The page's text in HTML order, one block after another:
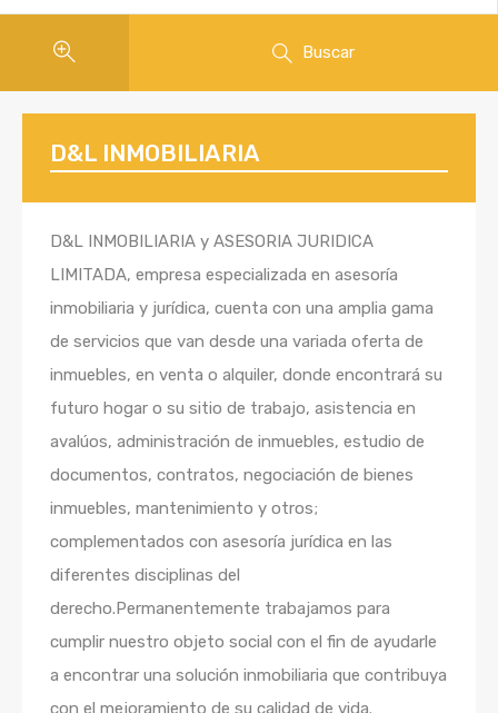
Buscar
D&L INMOBILIARIA
D&L INMOBILIARIA y ASESORIA JURIDICA
LIMITADA, empresa especializada en asesoría
inmobiliaria y jurídica, cuenta con una amplia gama
de servicios que van desde una variada oferta de
inmuebles, en venta o alquiler, donde encontrará su
futuro hogar o su sitio de trabajo, asistencia en
avalúos, administración de inmuebles, estudio de
documentos, contratos, negociación de bienes
inmuebles, mantenimiento y otros;
complementados con asesoría jurídica en las
diferentes disciplinas del
derecho.Permanentemente trabajamos para
cumplir nuestro objeto social con el fin de ayudarle
a encontrar una solución inmobiliaria que contribuya
con el mejoramiento de su calidad de vida.